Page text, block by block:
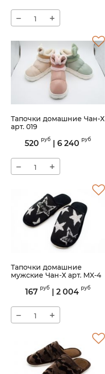
− +
Тапочки домашние Чан-Х
арт. 019
520 руб | 6 240 руб
− +
Тапочки домашние
мужские Чан-Х арт. MX-4
MX-4
167 руб | 2 004 руб
− +